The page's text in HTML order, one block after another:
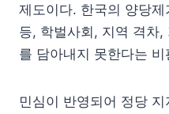
제도이다. 한국의 양당
등, 학벌사회, 지역 격차,
를 담아내지 못한다는
민심이 반영되어 정당